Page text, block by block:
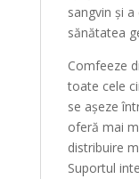
sangvin și
sănătatea
Comfeeze
toate cele
se așeze
oferă mai
distribuire
Suportul